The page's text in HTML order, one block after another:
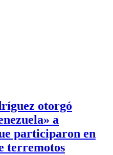
otorgó
a
participaron en
terremotos